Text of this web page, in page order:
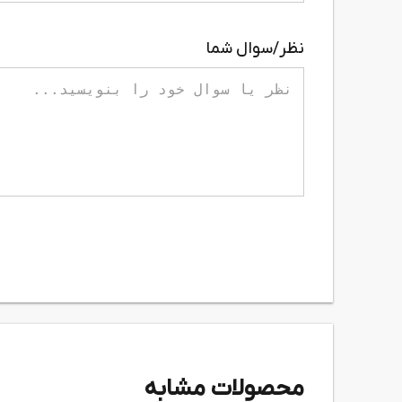
نظر/سوال شما
محصولات مشابه